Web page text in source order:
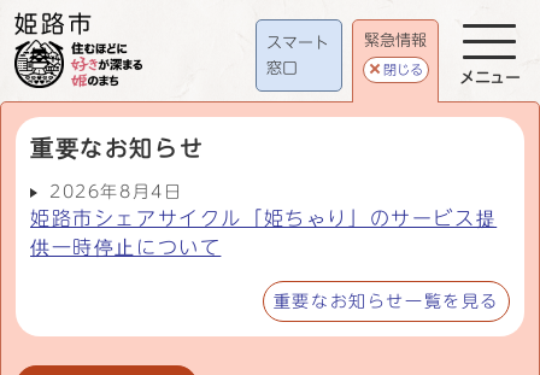
スマート
窓口
緊急情報
閉じる
重要なお知らせ
2026年8月4日
姫路市シェアサイクル「姫ちゃり」のサービス提
供一時停止について
重要なお知らせ一覧を見る
メニュー